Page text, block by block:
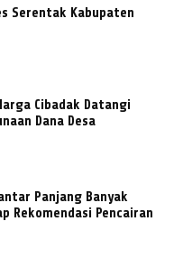
Serentak Kabupaten
Cibadak Datangi
Dana Desa
Panjang Banyak
Rekomendasi Pencairan